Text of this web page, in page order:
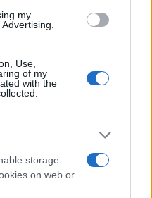
my
Use,
of my
with the
storage
on web or
293